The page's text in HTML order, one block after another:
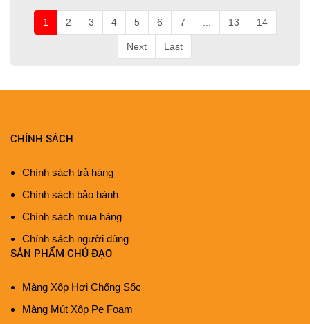
1 2 3 4 5 6 7 13 14
Next Last
CHÍNH SÁCH
Chính sách trả hàng
Chính sách bảo hành
Chính sách mua hàng
Chính sách người dùng
SẢN PHẨM CHỦ ĐẠO
Màng Xốp Hơi Chống Sốc
Màng Mút Xốp Pe Foam